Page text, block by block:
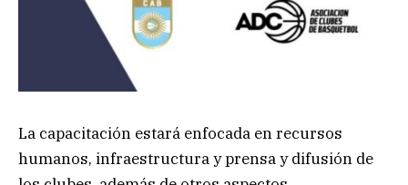
La capacitación estará enfocada en recursos
humanos, infraestructura y prensa y difusión de